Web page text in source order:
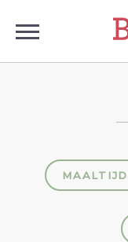
MAALTIJD